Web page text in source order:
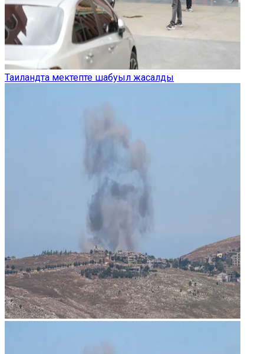
Таиландта мектепте шабуыл жасалды